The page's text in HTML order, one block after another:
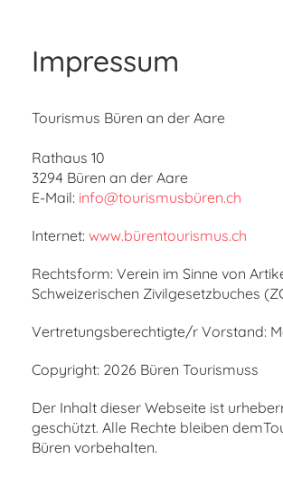
Impressum
Tourismus Büren an der Aare
Rathaus 10
3294 Büren an der Aare
E-Mail: info@tourismusbüren.ch
Internet: www.bürentourismus.ch
Rechtsform: Verein im Sinne von
Schweizerischen Zivilgesetzbuches
Vertretungsberechtigte/r Vorstand:
Copyright: 2026 Büren Tourismuss
Der Inhalt dieser Webseite ist
geschützt. Alle Rechte bleiben
Büren vorbehalten.